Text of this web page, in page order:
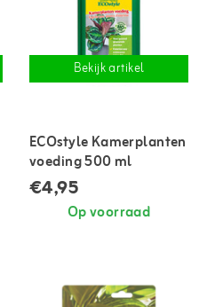
Bekijk artikel
ECOstyle Kamerplanten
voeding 500 ml
€4,95
Op voorraad